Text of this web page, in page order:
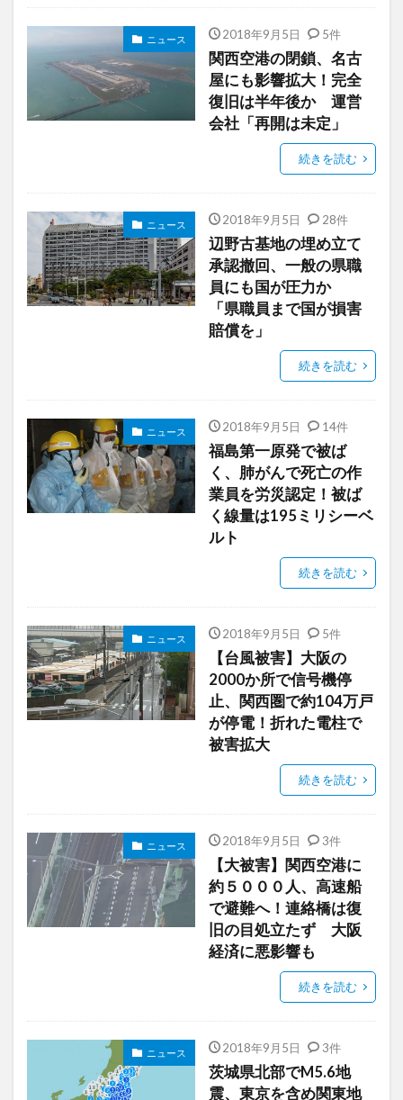
ニュース 2018年9月5日 5件
関西空港の閉鎖、名古
屋にも影響拡大！完全
復旧は半年後か 運営
会社「再開は未定」
続きを読む
ニュース 2018年9月5日 28件
辺野古基地の埋め立て
承認撤回、一般の県職
員にも国が圧力か
「県職員まで国が損害
賠償を」
続きを読む
ニュース 2018年9月5日 14件
福島第一原発で被ば
く、肺がんで死亡の作
業員を労災認定！被ば
く線量は195ミリシーベ
ルト
続きを読む
ニュース 2018年9月5日 5件
【台風被害】大阪の
2000か所で信号機停
止、関西圏で約104万戸
が停電！折れた電柱で
被害拡大
続きを読む
ニュース 2018年9月5日 3件
【大被害】関西空港に
約５０００人、高速船
で避難へ！連絡橋は復
旧の目処立たず 大阪
経済に悪影響も
続きを読む
ニュース 2018年9月5日 3件
茨城県北部でM5.6地
震、東京を含め関東地